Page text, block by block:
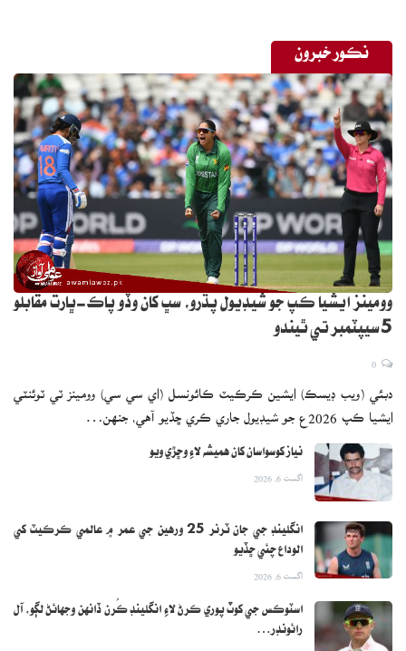
نڪور خبرون
وومينز ايشيا ڪپ جو شيڊيول پڌرو، سڀ کان وڏو پاڪ-ڀارت مقابلو
5 سيپٽمبر تي ٿيندو
دبئي (ويب ڊيسڪ) ايشين ڪرڪيٽ ڪائونسل (اي سي سي) وومينز ٽي ٽوئنٽي
ايشيا ڪپ 2026ع جو شيڊيول جاري ڪري ڇڏيو آهي، جنهن…
نياز کوسواسان کان هميشه لاءِ وڇڙي ويو
اگست 6, 2026
انگلينڊ جي جان ٽرنر 25 ورهين جي عمر ۾ عالمي ڪرڪيٽ کي
الوداع چئي ڇڏيو
اگست 6, 2026
اسٽوڪس جي کوٽ پوري ڪرڻ لاءِ انگلينڊ ڪُرن ڏانهن وجهائڻ لڳو، آل
رائونڊر…